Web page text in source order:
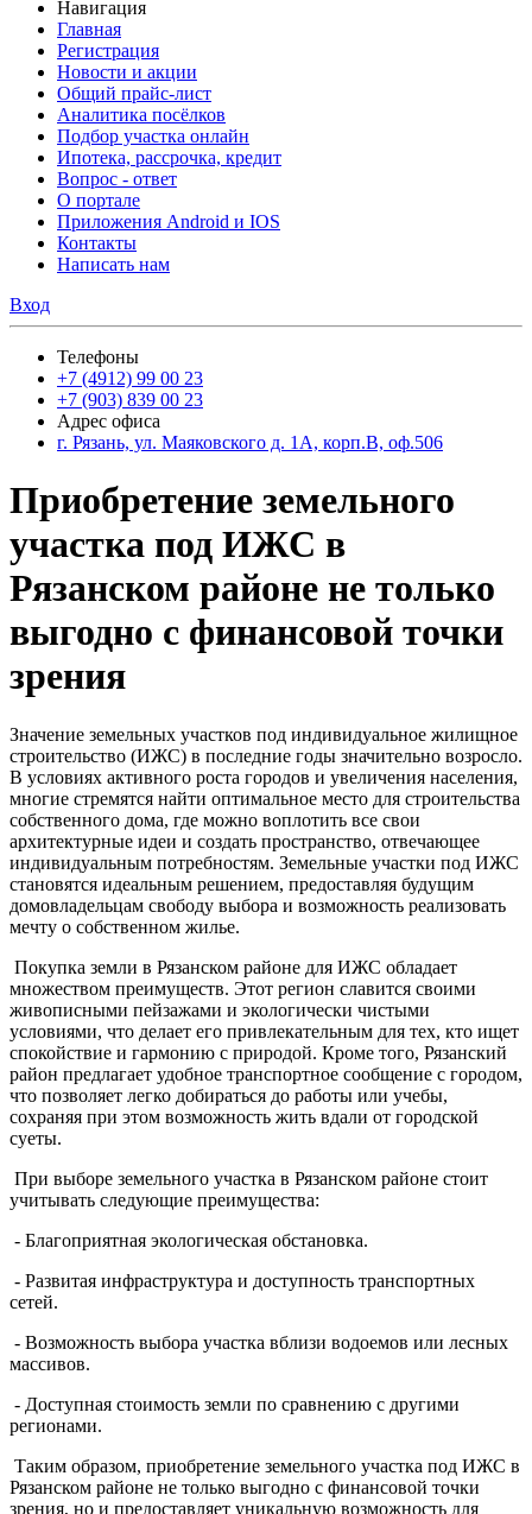
Навигация
Главная
Регистрация
Новости и акции
Общий прайс-лист
Аналитика посёлков
Подбор участка онлайн
Ипотека, рассрочка, кредит
Вопрос - ответ
О портале
Приложения Android и IOS
Контакты
Написать нам
Вход
Телефоны
+7 (4912) 99 00 23
+7 (903) 839 00 23
Адрес офиса
г. Рязань, ул. Маяковского д. 1А, корп.В, оф.506
Приобретение земельного
участка под ИЖС в
Рязанском районе не только
выгодно с финансовой точки
зрения
Значение земельных участков под индивидуальное жилищное
строительство (ИЖС) в последние годы значительно возросло.
В условиях активного роста городов и увеличения населения,
многие стремятся найти оптимальное место для строительства
собственного дома, где можно воплотить все свои
архитектурные идеи и создать пространство, отвечающее
индивидуальным потребностям. Земельные участки под ИЖС
становятся идеальным решением, предоставляя будущим
домовладельцам свободу выбора и возможность реализовать
мечту о собственном жилье.
Покупка земли в Рязанском районе для ИЖС обладает
множеством преимуществ. Этот регион славится своими
живописными пейзажами и экологически чистыми
условиями, что делает его привлекательным для тех, кто ищет
спокойствие и гармонию с природой. Кроме того, Рязанский
район предлагает удобное транспортное сообщение с городом,
что позволяет легко добираться до работы или учебы,
сохраняя при этом возможность жить вдали от городской
суеты.
При выборе земельного участка в Рязанском районе стоит
учитывать следующие преимущества:
- Благоприятная экологическая обстановка.
- Развитая инфраструктура и доступность транспортных
сетей.
- Возможность выбора участка вблизи водоемов или лесных
массивов.
- Доступная стоимость земли по сравнению с другими
регионами.
Таким образом, приобретение земельного участка под ИЖС в
Рязанском районе не только выгодно с финансовой точки
зрения, но и предоставляет уникальную возможность для